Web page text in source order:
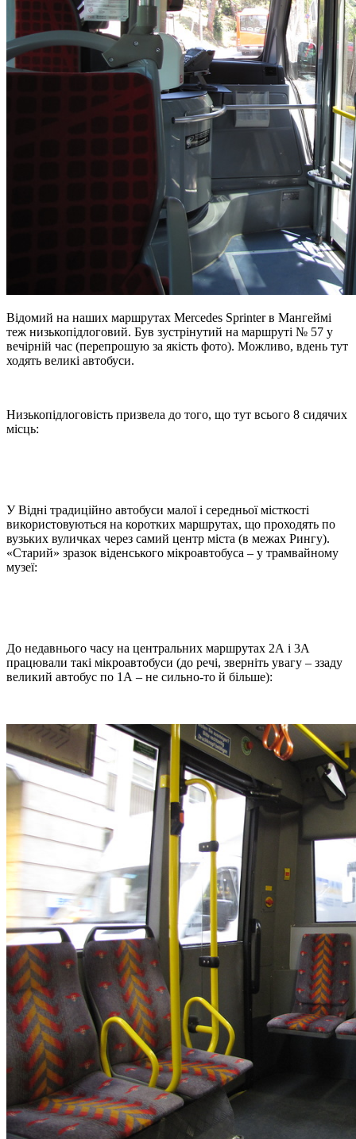
Відомий на наших маршрутах Mercedes Sprinter в Мангеймі
теж низькопідлоговий. Був зустрінутий на маршруті № 57 у
вечірній час (перепрошую за якість фото). Можливо, вдень ​​тут
ходять великі автобуси.
Низькопідлоговість призвела до того, що тут всього 8 сидячих
місць:
У Відні традиційно автобуси малої і середньої місткості
використовуються на коротких маршрутах, що проходять по
вузьких вуличках через самий центр міста (в межах Рингу).
«Старий» зразок віденського мікроавтобуса – у трамвайному
музеї:
До недавнього часу на центральних маршрутах 2А і 3А
працювали такі мікроавтобуси (до речі, зверніть увагу – ззаду
великий автобус по 1А – не сильно-то й більше):